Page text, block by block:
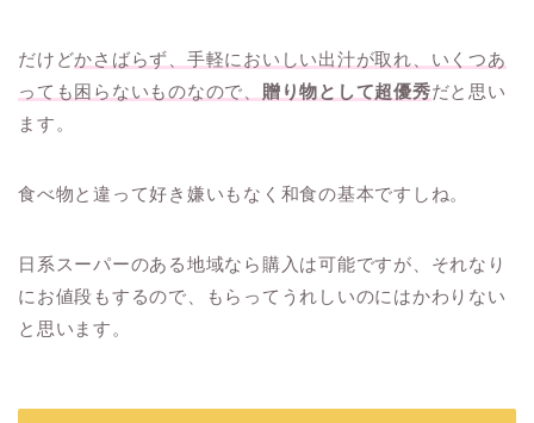
だけどかさばらず、手軽においしい出汁が取れ、いくつあ
っても困らないものなので、 贈り物として超優秀だと思い
ます。
食べ物と違って好き嫌いもなく和食の基本ですしね。
日系スーパーのある地域なら購入は可能ですが、それなり
にお値段もするので、もらってうれしいのにはかわりない
と思います。